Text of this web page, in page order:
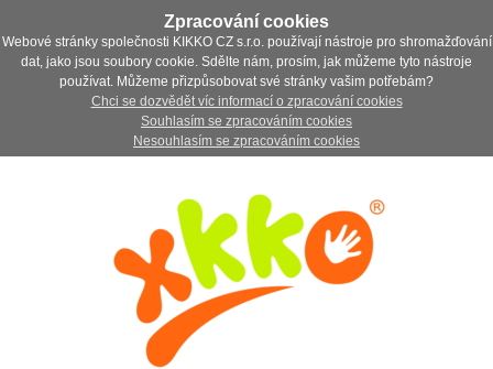
Zpracování cookies
Webové stránky společnosti KIKKO CZ s.r.o. používají nástroje pro shromažďování
dat, jako jsou soubory cookie. Sdělte nám, prosím, jak můžeme tyto nástroje
používat. Můžeme přizpůsobovat své stránky vašim potřebám?
Chci se dozvědět víc informací o zpracování cookies
Souhlasím se zpracováním cookies
Nesouhlasím se zpracováním cookies